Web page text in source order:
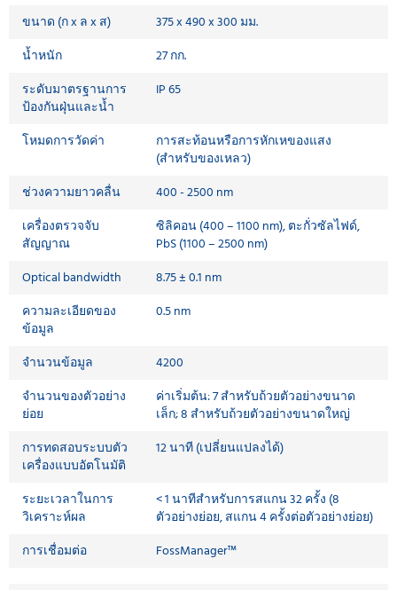
ขนาด (ก x ล x ส)
375 x 490 x 300 มม.
น้ำหนัก
27 กก.
ระดับมาตรฐานการ
ป้องกันฝุ่นและน้ำ
IP 65
โหมดการวัดค่า
การสะท้อนหรือการหักเหของแสง
(สำหรับของเหลว)
ช่วงความยาวคลื่น
400 - 2500 nm
เครื่องตรวจจับ
สัญญาณ
ซิลิคอน (400 – 1100 nm), ตะกั่วซัลไฟด์,
PbS (1100 – 2500 nm)
Optical bandwidth
8.75 ± 0.1 nm
ความละเอียดของ
ข้อมูล
0.5 nm
จำนวนข้อมูล
4200
จำนวนของตัวอย่าง
ย่อย
ค่าเริ่มต้น: 7 สำหรับถ้วยตัวอย่างขนาด
เล็ก; 8 สำหรับถ้วยตัวอย่างขนาดใหญ่
การทดสอบระบบตัว
เครื่องแบบอัตโนมัติ
12 นาที (เปลี่ยนแปลงได้)
ระยะเวลาในการ
วิเคราะห์ผล
< 1 นาทีสำหรับการสแกน 32 ครั้ง (8
ตัวอย่างย่อย, สแกน 4 ครั้งต่อตัวอย่างย่อย)
การเชื่อมต่อ
FossManager™